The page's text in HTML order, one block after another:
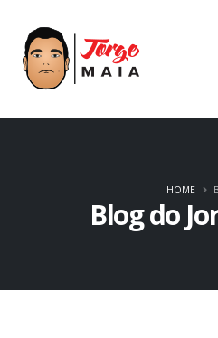
Blog do
HOME